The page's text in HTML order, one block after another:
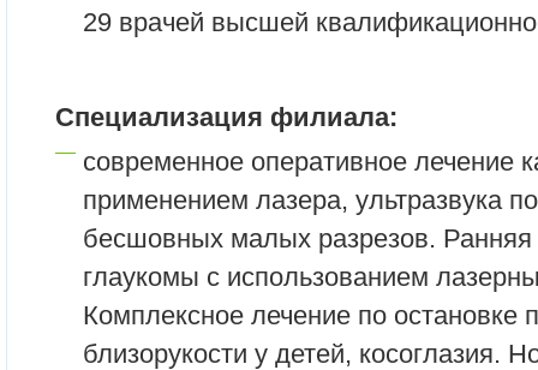
29 врачей высшей
Специализация филиала:
современное оперативное лечение
применением лазера, ультразвука
бесшовных малых разрезов. Ранняя
глаукомы с использованием
Комплексное лечение по остановке
близорукости у детей, косоглазия.